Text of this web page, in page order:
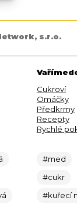
s.r.o.
Cukroví
Omáčky
Předkrmy
Recepty
Rychlé
#med
#cukr
#kuřecí